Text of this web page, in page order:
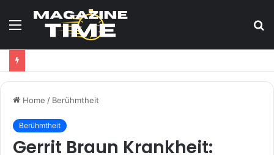
Menu
Home / Berühmtheit
Berühmtheit
Gerrit Braun Krankheit: